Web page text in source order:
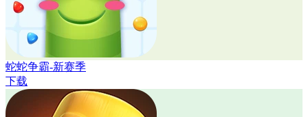
蛇蛇争霸-新赛季
下载